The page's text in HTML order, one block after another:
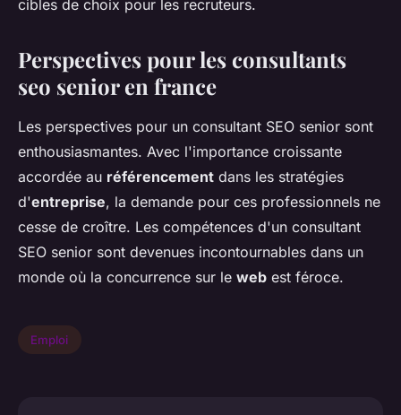
cibles de choix pour les recruteurs.
Perspectives pour les consultants
seo senior en france
Les perspectives pour un consultant SEO senior sont
enthousiasmantes. Avec l'importance croissante
accordée au référencement dans les stratégies
d'entreprise, la demande pour ces professionnels ne
cesse de croître. Les compétences d'un consultant
SEO senior sont devenues incontournables dans un
monde où la concurrence sur le web est féroce.
Emploi